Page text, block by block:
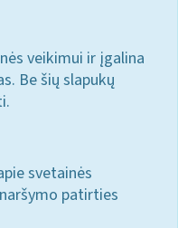
veikimui ir įgalina
Be šių slapukų
svetainės
patirties